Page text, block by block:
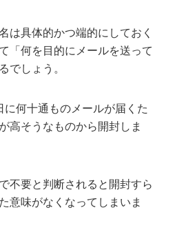
は具体的かつ端的にしておく
「何を目的にメールを送って
でしょう。
に何十通ものメールが届くた
高そうなものから開封しま
不要と判断されると開封すら
意味がなくなってしまいま